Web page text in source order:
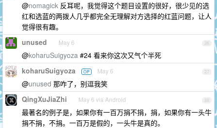
@nomagick 反耳呢，我觉得这个题目设置的很好，很少见的选
红和选蓝的两拨人几乎都完全无理解对方选择的红蓝问题，让人
觉得很有趣。
26
unused May 6
@koharuSuigyoza #24 看来你这次又气个半死
27
koharuSuigyoza OP May 6
@unused 那咋了，别逗我笑
28
QingXuJiaZhi May 6 via Android
最著名的例子是，如果你有一百万捐不捐，捐，如果你有一头牛
捐不捐，不捐。一百万是假的，一头牛是真的。